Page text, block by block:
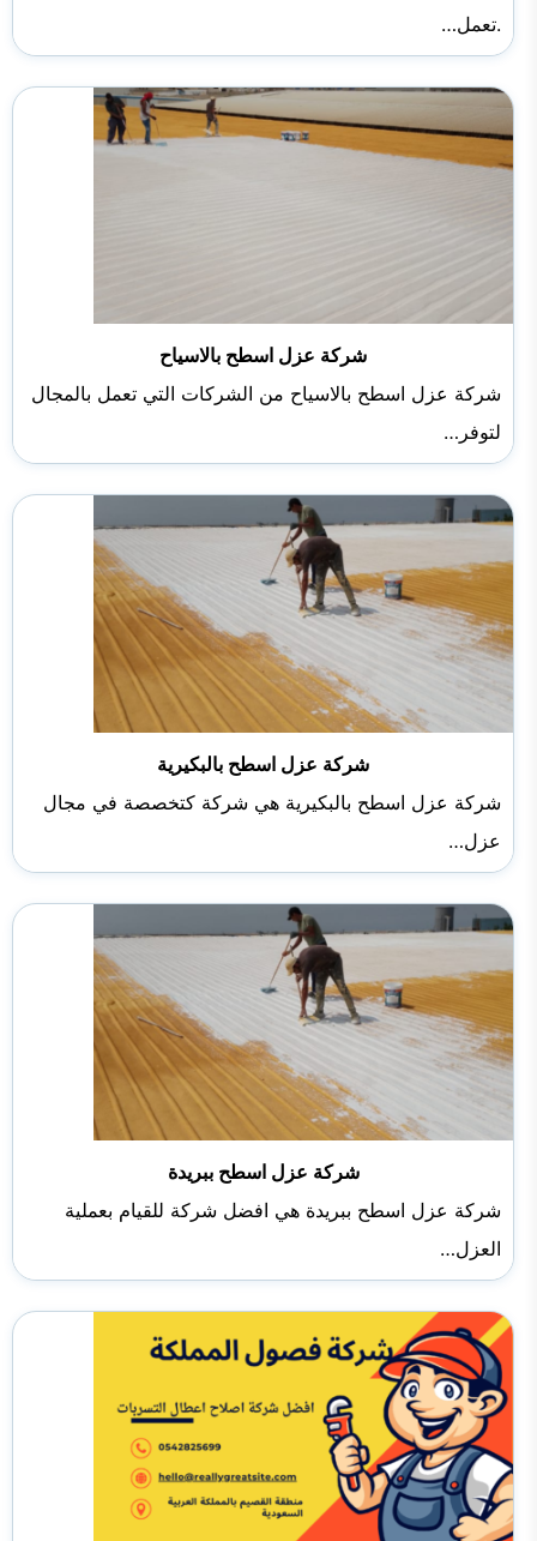
.تعمل…
شركة عزل اسطح بالاسياح
شركة عزل اسطح بالاسياح من الشركات التي تعمل بالمجال
لتوفر…
شركة عزل اسطح بالبكيرية
شركة عزل اسطح بالبكيرية هي شركة كتخصصة في مجال
عزل…
شركة عزل اسطح ببريدة
شركة عزل اسطح ببريدة هي افضل شركة للقيام بعملية
العزل…